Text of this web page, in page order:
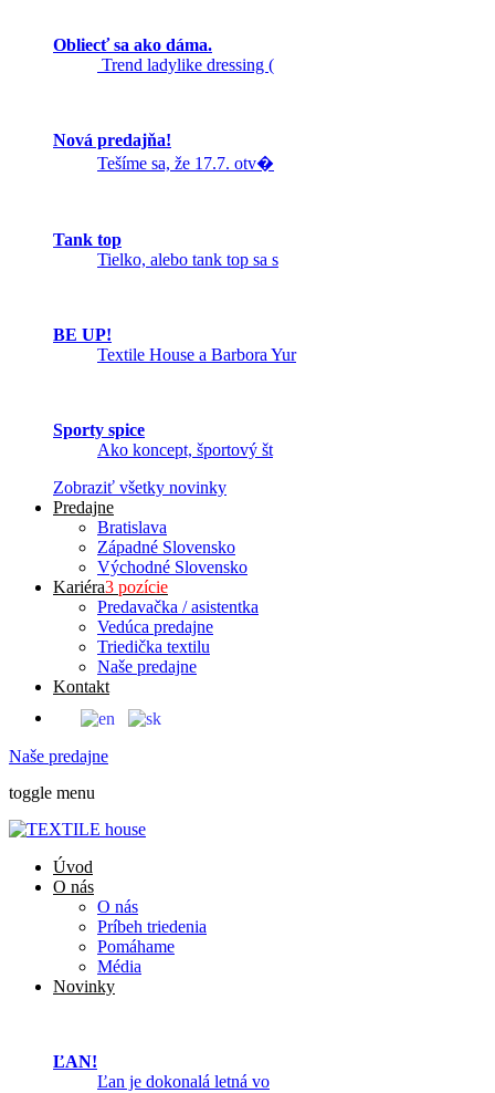
Obliecť sa ako dáma.
Trend ladylike dressing (
Nová predajňa!
Tešíme sa, že 17.7. otv�
Tank top
Tielko, alebo tank top sa s
BE UP!
Textile House a Barbora Yur
Sporty spice
Ako koncept, športový št
Zobraziť všetky novinky
Predajne
Bratislava
Západné Slovensko
Východné Slovensko
Kariéra3 pozície
Predavačka / asistentka
Vedúca predajne
Triedička textilu
Naše predajne
Kontakt
Naše predajne
toggle menu
Úvod
O nás
O nás
Príbeh triedenia
Pomáhame
Média
Novinky
ĽAN!
Ľan je dokonalá letná vo